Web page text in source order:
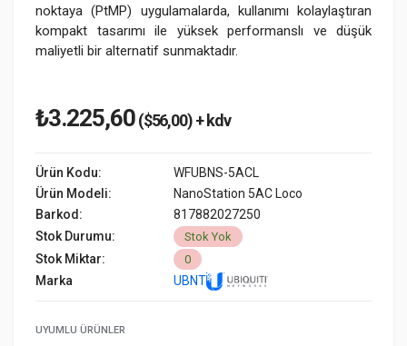
noktaya (PtMP) uygulamalarda, kullanımı kolaylaştıran
kompakt tasarımı ile yüksek performanslı ve düşük
maliyetli bir alternatif sunmaktadır.
₺3.225,60($56,00) + kdv
Ürün Kodu:
WFUBNS-5ACL
Ürün Modeli:
NanoStation 5AC Loco
Barkod:
817882027250
Stok Durumu:
Stok Yok
Stok Miktar: 0
Marka UBNT
UYUMLU ÜRÜNLER